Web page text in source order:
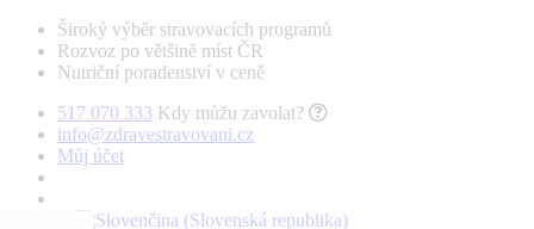
Široký výběr stravovacích programů
Rozvoz po většině míst ČR
Nutriční poradenství v ceně
517 070 333 Kdy můžu zavolat?
info@zdravestravovani.cz
Můj účet